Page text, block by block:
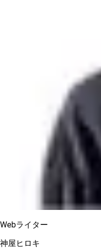
Webライター
神屋ヒロキ